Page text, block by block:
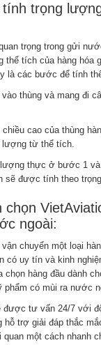
trọng
trọng trong gửi
thể tích của hàng hóa
là các bước để tính
thùng và mang đi
cao của thùng
lượng từ thể tích.
thực ở bước 1
sẽ được tính theo
chọn
ngoài:
chuyển một loại
có uy tín và kinh
hàng đầu dành
phẩm có mùi ra nước
được tư vấn 24/7 với
hỗ trợ giải đáp thắc
quan một cách nhanh